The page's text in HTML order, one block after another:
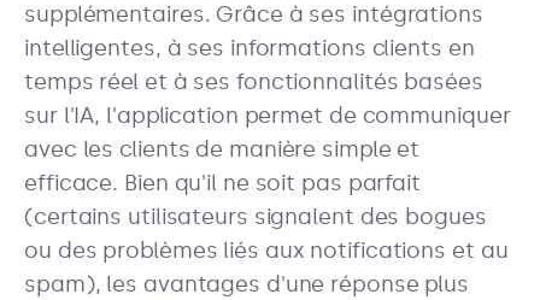
supplémentaires. Grâce à ses intégrations
intelligentes, à ses informations clients en
temps réel et à ses fonctionnalités basées
sur l'IA, l'application permet de communiquer
avec les clients de manière simple et
efficace. Bien qu'il ne soit pas parfait
(certains utilisateurs signalent des bogues
ou des problèmes liés aux notifications et au
spam), les avantages d'une réponse plus